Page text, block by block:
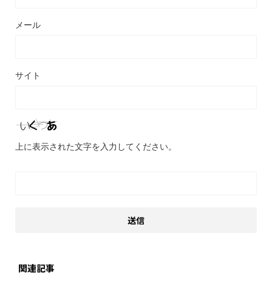
メール
サイト
上に表示された文字を入力してください。
関連記事